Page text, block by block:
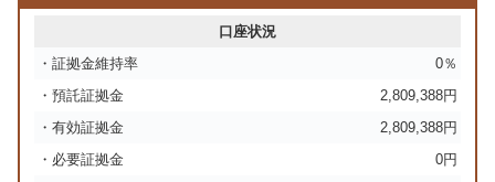
口座状況
・証拠金維持率
0％
・預託証拠金
2,809,388円
・有効証拠金
2,809,388円
・必要証拠金
0円